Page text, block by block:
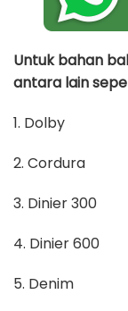
Untuk bahan
antara lain
1. Dolby
2. Cordura
3. Dinier 300
4. Dinier 600
5. Denim